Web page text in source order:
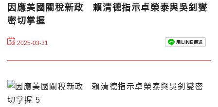
因應美國關稅新政 賴清德指示卓榮泰與吳釗燮
密切掌握
2025-03-31